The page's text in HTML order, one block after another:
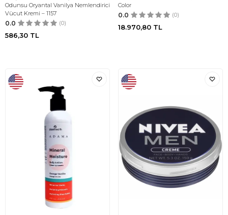
Odunsu Oryantal Vanilya Nemlendirici
Vücut Kremi – 1157
0.0 (0)
586,30 TL
Color
0.0 (0)
18.970,80 TL